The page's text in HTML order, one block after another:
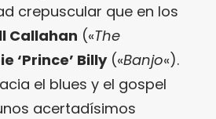
crepuscular que en los
Callahan («The
‘Prince’ Billy(«Banjo«).
el blues y el gospel
acertadísimos